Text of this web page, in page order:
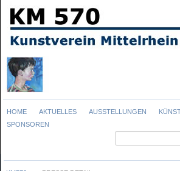
Navigation
überspringen
HOME AKTUELLES AUSSTELLUNGEN
SPONSOREN